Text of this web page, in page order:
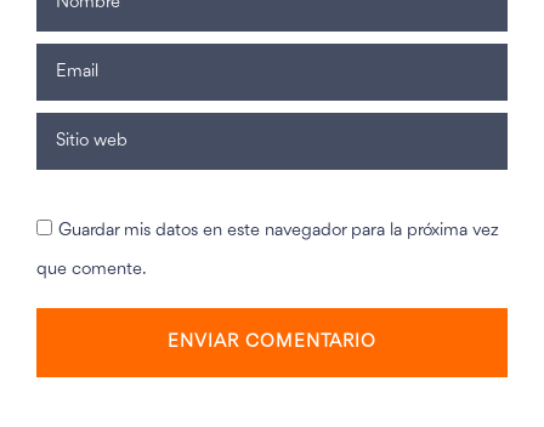
Guardar mis datos en este navegador para la próxima vez
que comente.